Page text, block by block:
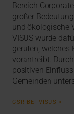
Bereich
großer
und ökologische
VISUS wurde
gerufen,
vorantreibt.
positiven
Gemeinden
CSR BEI VISUS >